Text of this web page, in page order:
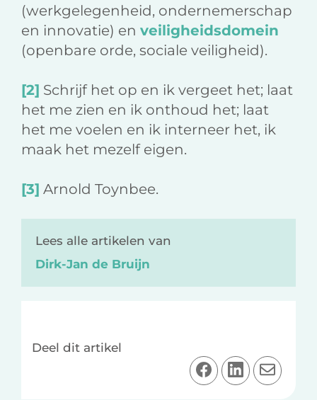
(werkgelegenheid, ondernemerschap
en innovatie) en veiligheidsdomein
(openbare orde, sociale veiligheid).
[2] Schrijf het op en ik vergeet het; laat
het me zien en ik onthoud het; laat
het me voelen en ik interneer het, ik
maak het mezelf eigen.
[3] Arnold Toynbee.
Lees alle artikelen van
Dirk-Jan de Bruijn
Deel dit artikel
D
e
D
e
D
e